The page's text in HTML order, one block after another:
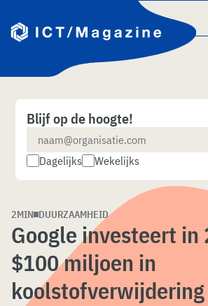
naar
content
Blijf op de hoogte!
Dagelijks Wekelijks
2MIN DUURZAAMHEID
Google investeert in
$100 miljoen in
koolstofverwijdering